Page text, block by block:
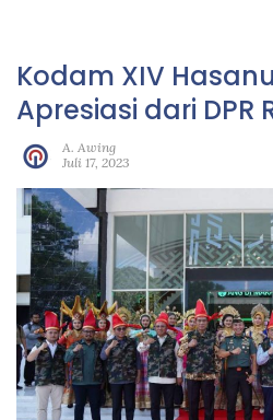
Kodam XIV
Apresiasi dari DPR
A. Awing
Juli 17, 2023